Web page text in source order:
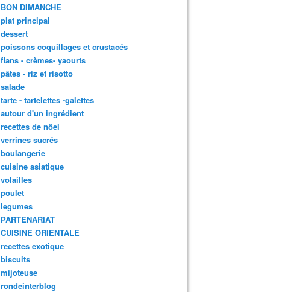
BON DIMANCHE
plat principal
dessert
poissons coquillages et crustacés
flans - crèmes- yaourts
pâtes - riz et risotto
salade
tarte - tartelettes -galettes
autour d'un ingrédient
recettes de nôel
verrines sucrés
boulangerie
cuisine asiatique
volailles
poulet
legumes
PARTENARIAT
CUISINE ORIENTALE
recettes exotique
biscuits
mijoteuse
rondeinterblog